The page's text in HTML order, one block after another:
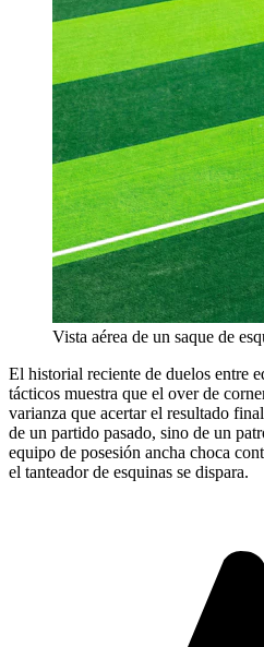
Vista aérea de un saque de
El historial reciente de duelos entre
tácticos muestra que el over de
varianza que acertar el resultado
de un partido pasado, sino de un
equipo de posesión ancha choca
el tanteador de esquinas se dispara.